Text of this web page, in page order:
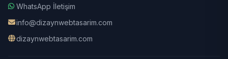
WhatsApp İletişim
info@dizaynwebtasarim.com
dizaynwebtasarim.com